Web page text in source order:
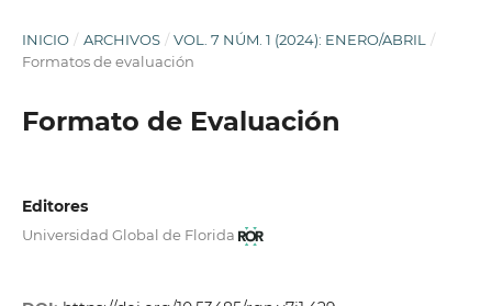
INICIO / ARCHIVOS / VOL. 7 NÚM. 1 (2024): ENERO/ABRIL
/
Formatos de evaluación
Formato de Evaluación
Editores
Universidad Global de Florida